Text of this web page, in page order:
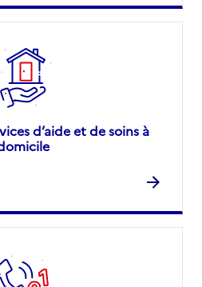
d’aide et de soins à